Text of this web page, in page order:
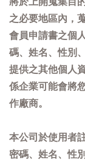
之必要地區內，
會員申請書之個
碼、姓名、性別
提供之其他個人
係企業可能會將
作廠商。
本公司於使用者
密碼、姓名、性